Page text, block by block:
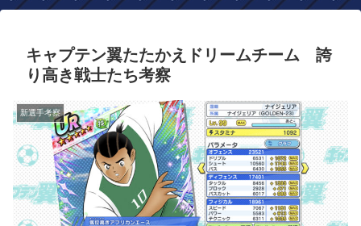
キャプテン翼たたかえドリームチーム 誇
り高き戦士たち考察
新選手考察